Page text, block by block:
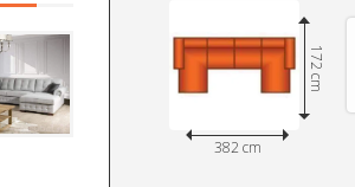
382 cm
172 cm